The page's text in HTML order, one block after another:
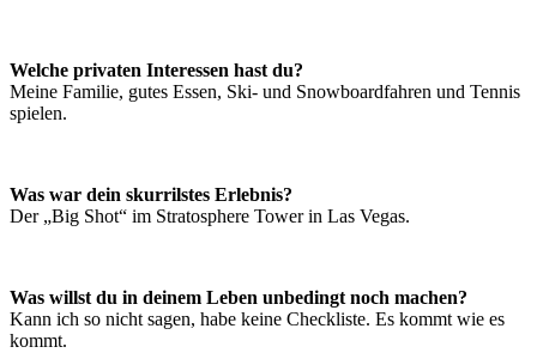
Welche privaten Interessen hast du?
Meine Familie, gutes Essen, Ski- und Snowboardfahren und Tennis
spielen.
Was war dein skurrilstes Erlebnis?
Der „Big Shot“ im Stratosphere Tower in Las Vegas.
Was willst du in deinem Leben unbedingt noch machen?
Kann ich so nicht sagen, habe keine Checkliste. Es kommt wie es
kommt.